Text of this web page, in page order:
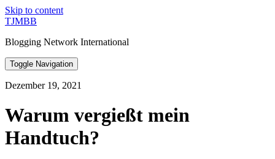
Skip to content
TJMBB
Blogging Network International
Toggle Navigation
Dezember 19, 2021
Warum vergießt mein
Handtuch?